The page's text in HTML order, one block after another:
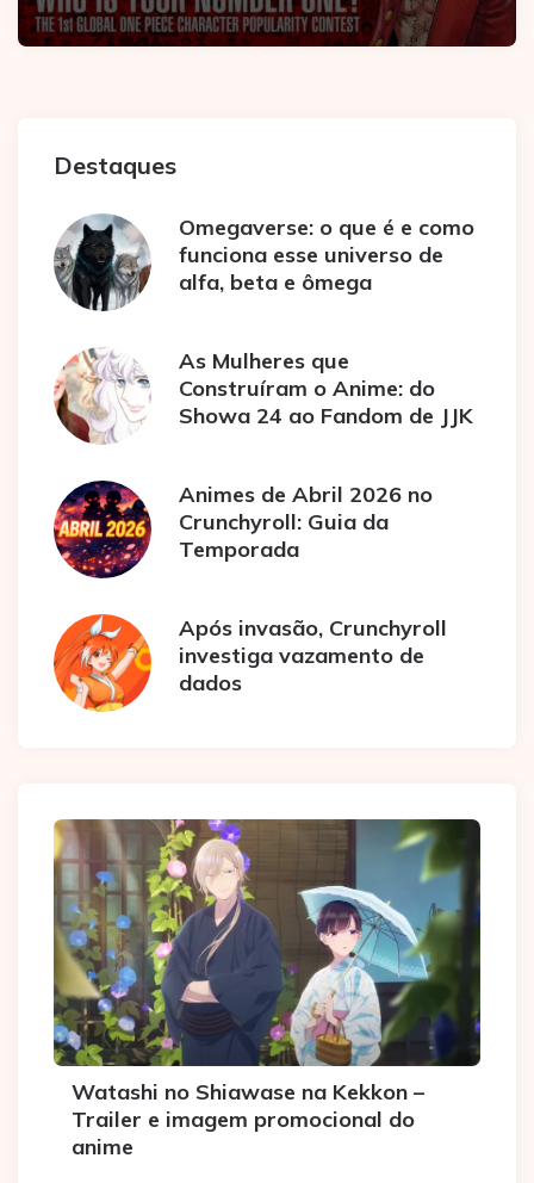
Destaques
Omegaverse: o que é e como
funciona esse universo de
alfa, beta e ômega
As Mulheres que
Construíram o Anime: do
Showa 24 ao Fandom de JJK
Animes de Abril 2026 no
Crunchyroll: Guia da
Temporada
Após invasão, Crunchyroll
investiga vazamento de
dados
Watashi no Shiawase na Kekkon –
Trailer e imagem promocional do
anime